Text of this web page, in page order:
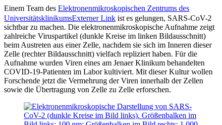
Einem Team des Elektronenmikroskopischen Zentrums des
UniversitätsklinikumsExterner Link ist es gelungen, SARS-CoV-2
sichtbar zu machen. Die elektronenmikroskopische Aufnahme zeigt
zahlreiche Viruspartikel (dunkle Kreise im linken Bildausschnitt)
beim Austreten aus einer Zelle, nachdem sie sich im Inneren dieser
Zelle (rechter Bildausschnitt) vielfach repliziert haben. Für die
Aufnahme wurden Viren eines am Jenaer Klinikum behandelten
COVID-19-Patienten im Labor kultiviert. Mit dieser Kultur wollen
Forschende jetzt die Vermehrung der Viren innerhalb der Zellen
sowie die Übertragung von Zelle zu Zelle erforschen.